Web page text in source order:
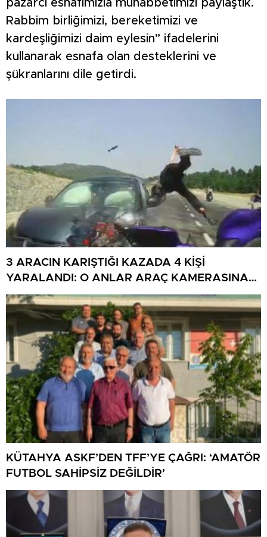
pazarcı esnafımızla muhabbetimizi paylaştık.
Rabbim birliğimizi, bereketimizi ve
kardeşliğimizi daim eylesin” ifadelerini
kullanarak esnafa olan desteklerini ve
şükranlarını dile getirdi.
3 ARACIN KARIŞTIĞI KAZADA 4 KİŞİ
YARALANDI: O ANLAR ARAÇ KAMERASINA
YANSIDI
KÜTAHYA ASKF’DEN TFF’YE ÇAĞRI: ‘AMATÖR
FUTBOL SAHİPSİZ DEĞİLDİR’